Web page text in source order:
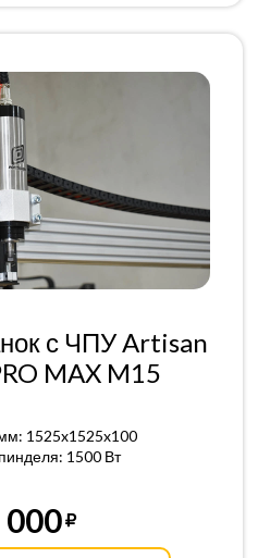
с ЧПУ Artisan
MAX M15
1525x1525x100
1500 Вт
000